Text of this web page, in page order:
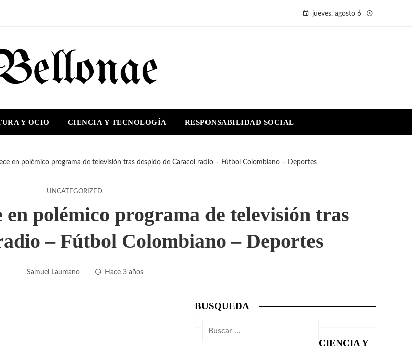
jueves, agosto 6
Y OCIO CIENCIA Y TECNOLOGÍA RESPONSABILIDAD SOCIAL
en polémico programa de televisión tras despido de Caracol radio – Fútbol Colombiano – Deportes
UNCATEGORIZED
polémico programa de televisión tras
– Fútbol Colombiano – Deportes
Samuel Laureano Hace 3 años
BUSQUEDA
Buscar:
CIENCIA Y